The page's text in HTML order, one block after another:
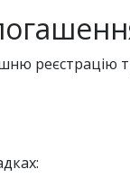
реєстрацію